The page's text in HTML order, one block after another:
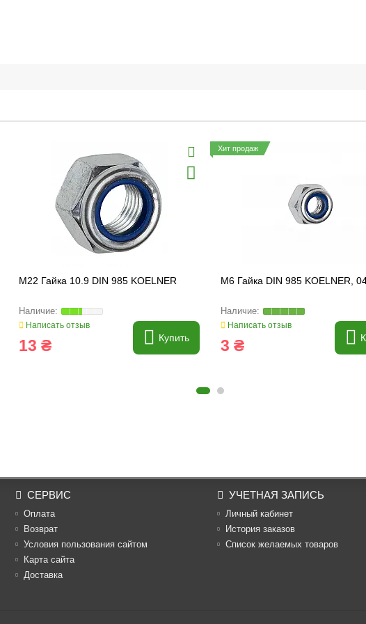
M22 Гайка 10.9 DIN 985 KOELNER
Написать отзыв
13 ₴ Купить
Хит продаж
M6 Гайка DIN 985 KOELNER,
Написать отзыв
3 ₴
СЕРВИС
Оплата
Возврат
Условия пользования сайтом
Карта сайта
Доставка
УЧЕТНАЯ ЗАПИСЬ
Личный кабинет
История заказов
Список желаемых товаров